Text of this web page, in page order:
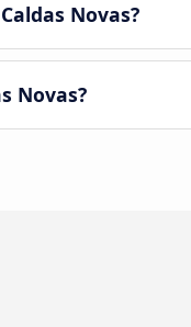
Novas?
Novas?